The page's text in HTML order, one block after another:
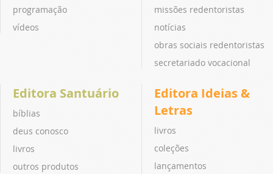
programação
vídeos
missões redentoristas
notícias
obras sociais redentoristas
secretariado vocacional
Editora Santuário
bíblias
deus conosco
livros
outros produtos
Editora Ideias &
Letras
livros
coleções
lançamentos